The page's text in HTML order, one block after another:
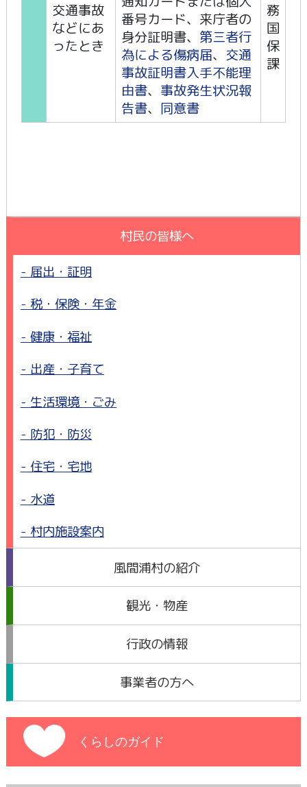
交通事故
などにあ
ったとき
番号カード、来庁者の
身分証明書、 第三者行
為による傷病届、 交通
事故証明書入手不能理
由書、 事故発生状況報
告書、 同意書
務
国
保
課
村民の皆様へ
届出・証明
税・保険・年金
健康・福祉
出産・子育て
生活環境・ごみ
防犯・防災
住宅・宅地
水道
村内施設案内
風間浦村の紹介
観光・物産
行政の情報
事業者の方へ
くらしのガイド